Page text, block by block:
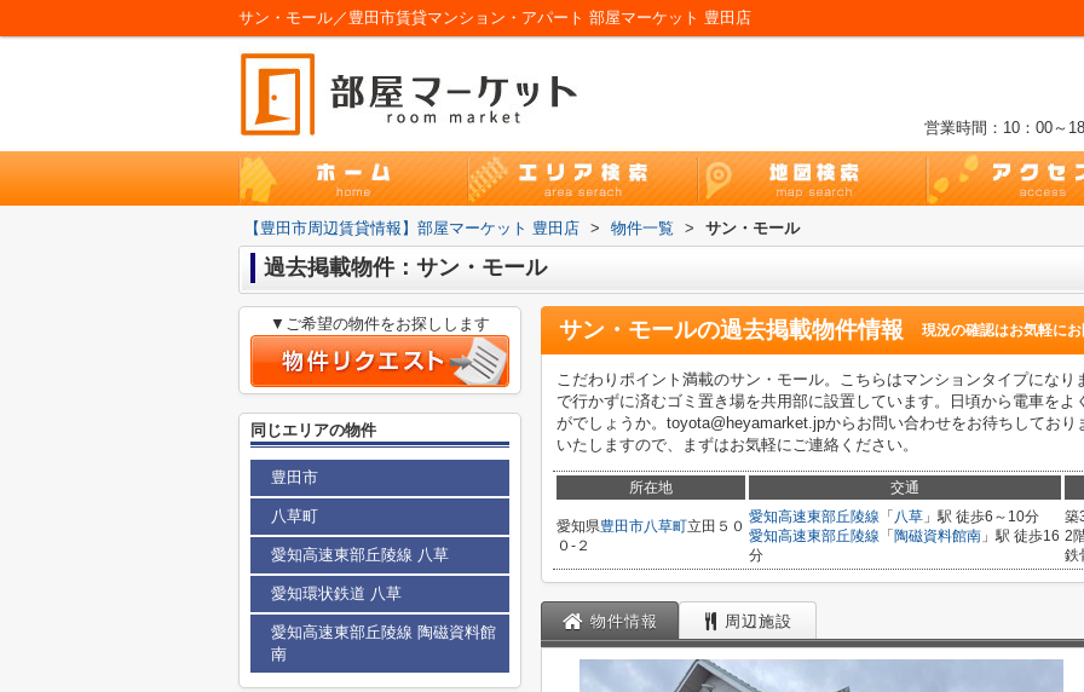
サン・モール／豊田市賃貸マンション・アパート 部屋マーケット 豊田店
営業時間：10：00～
【豊田市周辺賃貸情報】部屋マーケット 豊田店 > 物件一覧 > サン・モール
過去掲載物件：サン・モール
サン・モールの過去掲載物件情報 現況の確認はお気軽に
こだわりポイント満載のサン・モール。こちらはマンションタイプにな
で行かずに済むゴミ置き場を共用部に設置しています。日頃から電車を
がでしょうか。toyota@heyamarket.jpからお問い合わせをお待ちしてお
いたしますので、まずはお気軽にご連絡ください。
所在地 交通
愛知県豊田市八草町立田５０
０-２
愛知高速東部丘陵線 「 八草 」駅 徒歩6～10分
愛知高速東部丘陵線 「 陶磁資料館南 」駅 徒歩16
分
築
2
鉄
物件情報 周辺施設
▼ご希望の物件をお探しします
同じエリアの物件
豊田市
八草町
愛知高速東部丘陵線 八草
愛知環状鉄道 八草
愛知高速東部丘陵線 陶磁資料館
南